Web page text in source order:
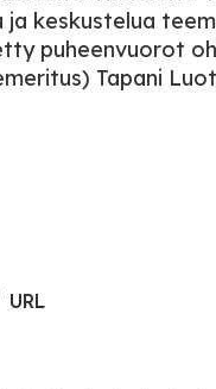
keskustelua
puheenvuorot
Tapani
URL